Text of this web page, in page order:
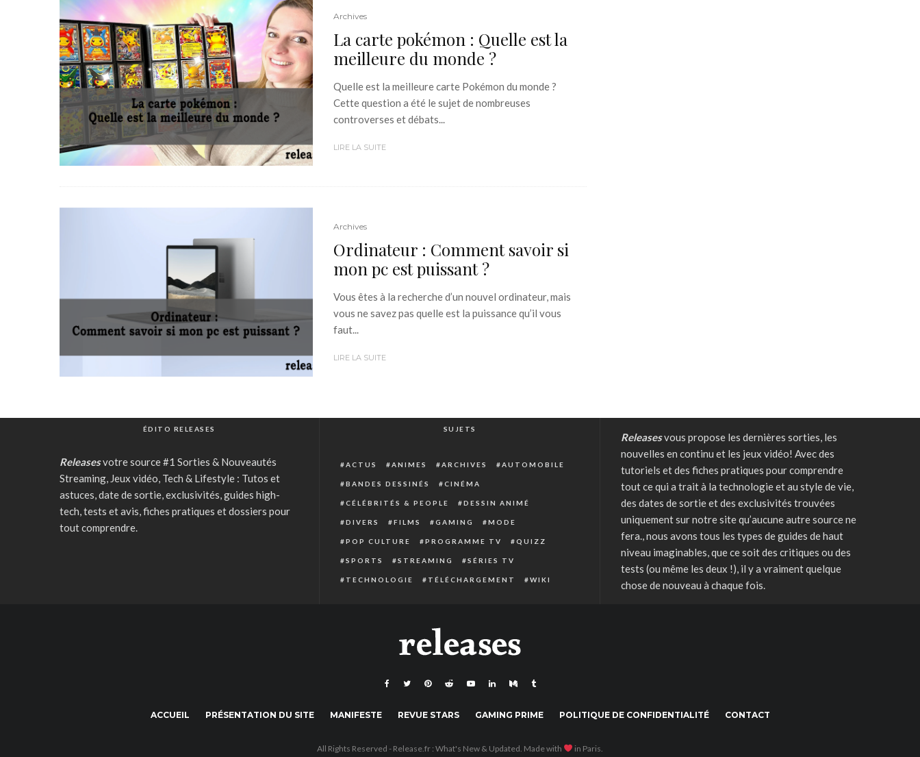
Archives
La carte pokémon : Quelle est la
meilleure du monde ?
Quelle est la meilleure carte Pokémon du monde ?
Cette question a été le sujet de nombreuses
controverses et débats...
LIRE LA SUITE
Archives
Ordinateur : Comment savoir si
mon pc est puissant ?
Vous êtes à la recherche d’un nouvel ordinateur, mais
vous ne savez pas quelle est la puissance qu’il vous
faut...
LIRE LA SUITE
ÉDITO RELEASES
Releasesvotre source #1 Sorties & Nouveautés
Streaming, Jeux vidéo, Tech & Lifestyle : Tutos et
astuces, date de sortie, exclusivités, guides high-
tech, tests et avis, fiches pratiques et dossiers pour
tout comprendre.
SUJETS
ACTUS ANIMES ARCHIVES AUTOMOBILE
BANDES DESSINÉS CINÉMA
CÉLÉBRITÉS & PEOPLE DESSIN ANIMÉ
DIVERS FILMS GAMING MODE
POP CULTURE PROGRAMME TV QUIZZ
SPORTS STREAMING SÉRIES TV
TECHNOLOGIE TÉLÉCHARGEMENT WIKI
Releasesvous propose les dernières sorties, les
nouvelles en continu et les jeux vidéo! Avec des
tutoriels et des fiches pratiques pour comprendre
tout ce qui a trait à la technologie et au style de vie,
des dates de sortie et des exclusivités trouvées
uniquement sur notre site qu’aucune autre source ne
fera., nous avons tous les types de guides de haut
niveau imaginables, que ce soit des critiques ou des
tests (ou même les deux !), il y a vraiment quelque
chose de nouveau à chaque fois.
ACCUEIL PRÉSENTATION DU SITE MANIFESTE REVUE STARS GAMING PRIME POLITIQUE DE CONFIDENTIALITÉ CONTACT
All Rights Reserved - Release.fr : What's New & Updated. Made with in Paris.